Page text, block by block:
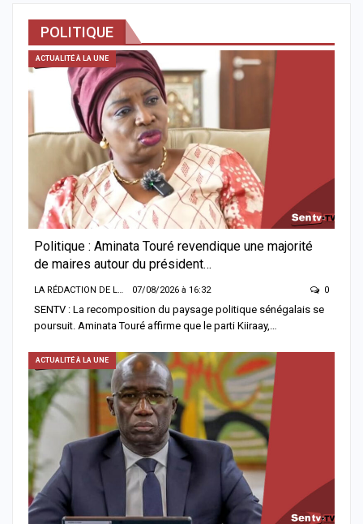
POLITIQUE
ACTUALITÉ À LA UNE
Politique : Aminata Touré revendique une majorité
de maires autour du président…
07/08/2026 à 16:32 0
SENTV : La recomposition du paysage politique sénégalais se
poursuit. Aminata Touré affirme que le parti Kiiraay,…
ACTUALITÉ À LA UNE